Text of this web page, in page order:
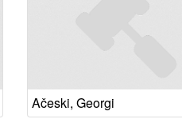
Ačeski, Georgi